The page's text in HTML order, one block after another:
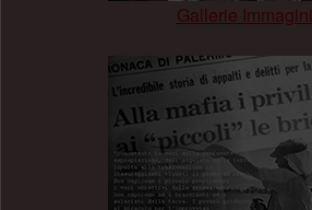
Gallerie Immagini